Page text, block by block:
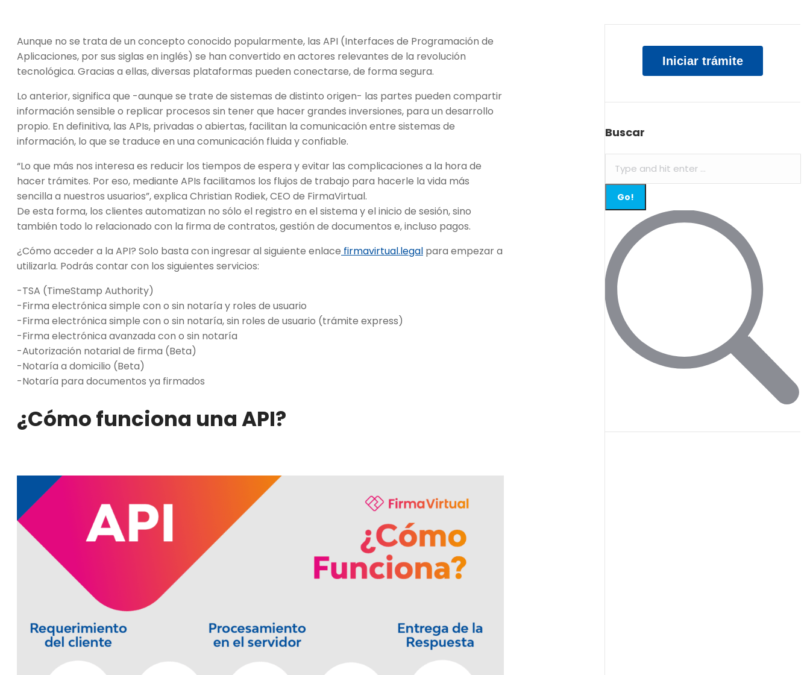
Aunque no se trata de un concepto conocido popularmente, las API (Interfaces de Programación de
Aplicaciones, por sus siglas en inglés) se han convertido en actores relevantes de la revolución
tecnológica. Gracias a ellas, diversas plataformas pueden conectarse, de forma segura.
Lo anterior, significa que -aunque se trate de sistemas de distinto origen- las partes pueden compartir
información sensible o replicar procesos sin tener que hacer grandes inversiones, para un desarrollo
propio. En definitiva, las APIs, privadas o abiertas, facilitan la comunicación entre sistemas de
información, lo que se traduce en una comunicación fluida y confiable.
“Lo que más nos interesa es reducir los tiempos de espera y evitar las complicaciones a la hora de
hacer trámites. Por eso, mediante APIs facilitamos los flujos de trabajo para hacerle la vida más
sencilla a nuestros usuarios”, explica Christian Rodiek, CEO de FirmaVirtual.
De esta forma, los clientes automatizan no sólo el registro en el sistema y el inicio de sesión, sino
también todo lo relacionado con la firma de contratos, gestión de documentos e, incluso pagos.
¿Cómo acceder a la API? Solo basta con ingresar al siguiente enlace firmavirtual.legal para empezar a
utilizarla. Podrás contar con los siguientes servicios:
-TSA (TimeStamp Authority)
-Firma electrónica simple con o sin notaría y roles de usuario
-Firma electrónica simple con o sin notaría, sin roles de usuario (trámite express)
-Firma electrónica avanzada con o sin notaría
-Autorización notarial de firma (Beta)
-Notaría a domicilio (Beta)
-Notaría para documentos ya firmados
¿Cómo funciona una API?
Iniciar trámite
Buscar